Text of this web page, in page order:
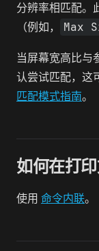
分辨率相匹配。
（例如，
Max
当屏幕宽高比与
认尝试匹配，这
匹配模式指南。
如何在打
使用 命令内联。